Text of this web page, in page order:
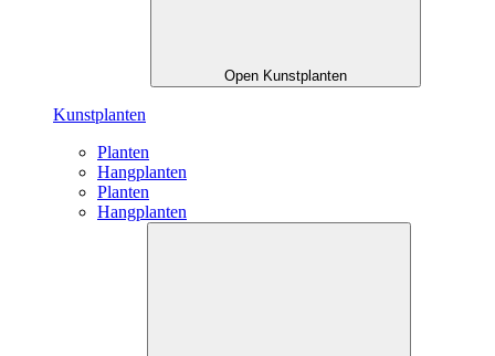
Open Kunstplanten
Kunstplanten
Planten
Hangplanten
Planten
Hangplanten